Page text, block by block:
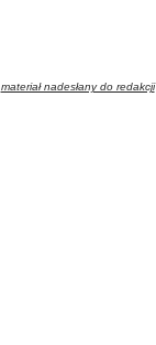
materiał nadesłany do redakcji